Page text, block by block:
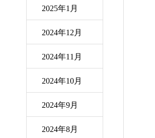
2025年1月
2024年12月
2024年11月
2024年10月
2024年9月
2024年8月